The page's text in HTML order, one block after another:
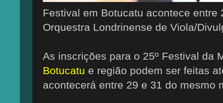
Festival em Botucatu acontece entre
Orquestra Londrinense de Viola/
As inscrições para o 25º Festival da
Botucatu e região podem ser feitas
acontecerá entre 29 e 31 do mesmo